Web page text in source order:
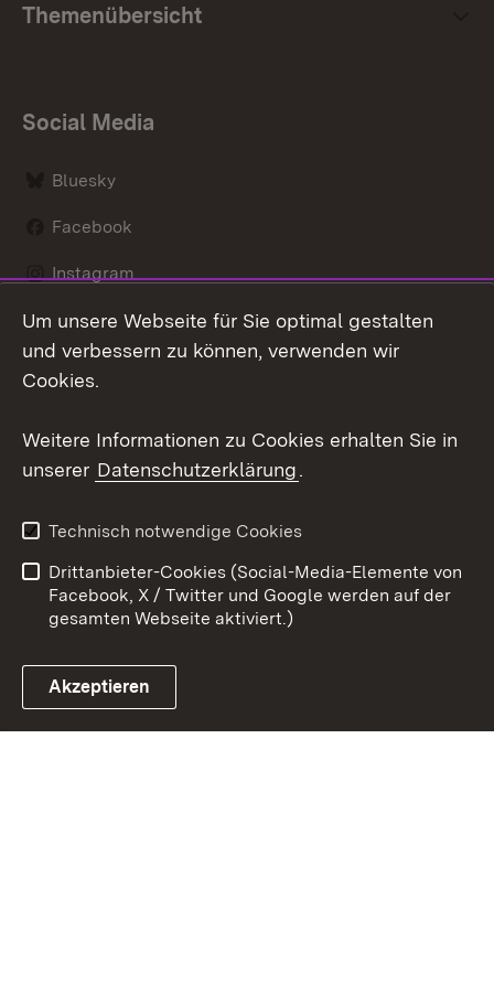
Themenübersicht
Social Media
Bluesky
Facebook
Instagram
LinkedIn
Link zum Landesportal
Datenschutz
Barrierefreiheit
Impressum
Cookies
Um unsere Webseite für Sie optimal gestalten
und verbessern zu können, verwenden wir
Cookies.
Weitere Informationen zu Cookies erhalten Sie in
unserer Datenschutzerklärung.
Technisch notwendige Cookies
Drittanbieter-Cookies (Social-Media-Elemente von
Facebook, X / Twitter und Google werden auf der
gesamten Webseite aktiviert.)
Akzeptieren